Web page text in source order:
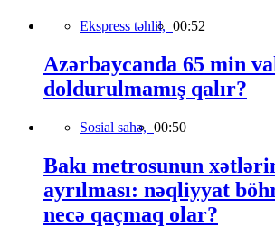
Ekspress təhlil, 00:52
Azərbaycanda 65 min
doldurulmamış qalır?
Sosial sahə, 00:50
Bakı metrosunun
ayrılması: nəqliyyat
necə qaçmaq olar?